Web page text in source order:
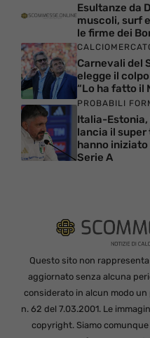
Esultanze da
muscoli, surf
le firme dei
Carnevali del
elegge il
“Lo ha fatto il
PROBABILI
Italia-Estonia,
lancia il
hanno
Serie A
Questo sito non
aggiornato senza alcuna
considerato in alcun modo
n. 62 del 7.03.2001. Le
copyright. Siamo